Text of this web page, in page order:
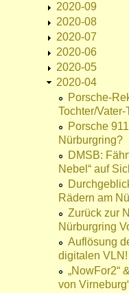
2020-09
2020-08
2020-07
2020-06
2020-05
2020-04
Porsche-
Tochter/Vater-
Porsche
Nürburgring?
DMSB:
Nebel“ auf
Rädern am
Zurück zur
Nürburgring
Auflösung
digitalen VLN!
„NowFor2“
von